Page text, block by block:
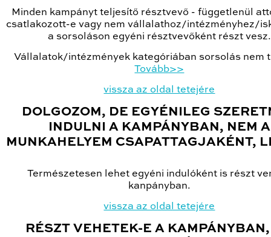
Minden kampányt teljesítő résztvevő - függetlenül
csatlakozott-e vagy nem vállalathoz/intézményhez/
a sorsoláson egyéni résztvevőként részt vesz.
Vállalatok/intézmények kategóriában sorsolás nem
Tovább>>
vissza az oldal tetejére
DOLGOZOM, DE EGYÉNILEG
INDULNI A KAMPÁNYBAN, NEM A
MUNKAHELYEM CSAPATTAGJAKÉNT,
Természetesen lehet egyéni indulóként is részt
kanpányban.
vissza az oldal tetejére
RÉSZT VEHETEK-E A